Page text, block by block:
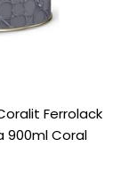
Ferrolack
900ml Coral